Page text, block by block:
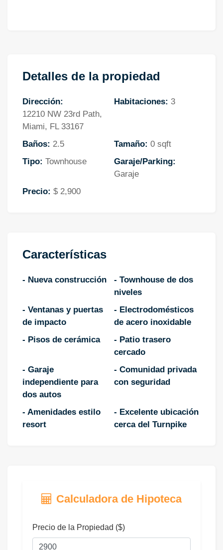
Detalles de la propiedad
Dirección:
12210 NW 23rd Path,
Miami, FL 33167
Habitaciones: 3
Baños: 2.5 Tamaño: 0 sqft
Tipo: Townhouse
Garaje/Parking:
Garaje
Precio: $ 2,900
Características
- Nueva construcción
- Townhouse de dos
niveles
- Ventanas y puertas
de impacto
- Electrodomésticos
de acero inoxidable
- Pisos de cerámica
- Patio trasero
cercado
- Garaje
independiente para
dos autos
- Comunidad privada
con seguridad
- Amenidades estilo
resort
- Excelente ubicación
cerca del Turnpike
Calculadora de Hipoteca
Precio de la Propiedad ($)